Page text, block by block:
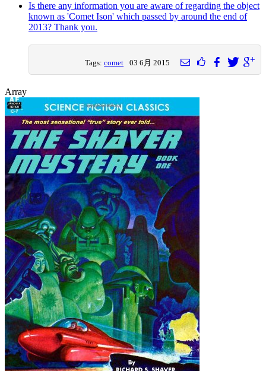
Is there any information you are aware of regarding the object
known as 'Comet Ison' which passed by around the end of
2013? Thank you.
Tags:comet 03 6月 2015
Array